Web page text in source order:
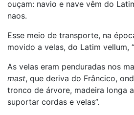
ouçam: navio e nave vêm do
naos.
Esse meio de transporte, na
movido a velas, do Latim vellum,
As velas eram penduradas nos
mast, que deriva do Frâncico,
tronco de árvore, madeira longa
suportar cordas e velas”.